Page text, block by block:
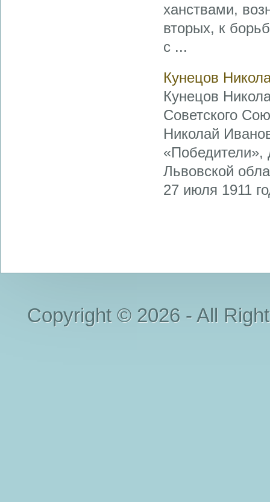
ханствами,
вторых, к
с ...
Кунецов
Кунецов
Советского
Николай
«Победители»,
Львовской
27 июля 1911
Copyright © 2026 - All